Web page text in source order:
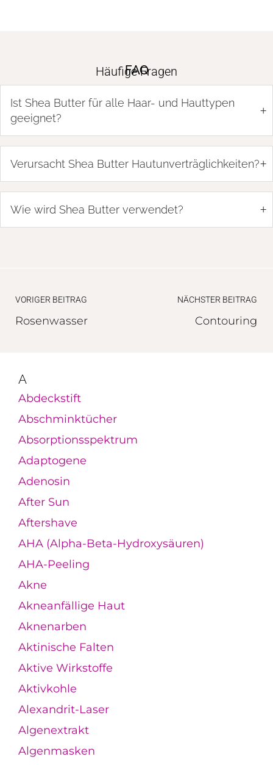
FAQ
Häufige Fragen
Ist Shea Butter für alle Haar- und Hauttypen
geeignet?
+
Verursacht Shea Butter Hautunverträglichkeiten?+
Wie wird Shea Butter verwendet? +
VORIGER BEITRAG
Rosenwasser
NÄCHSTER BEITRAG
Contouring
A
Abdeckstift
Abschminktücher
Absorptionsspektrum
Adaptogene
Adenosin
After Sun
Aftershave
AHA (Alpha-Beta-Hydroxysäuren)
AHA-Peeling
Akne
Akneanfällige Haut
Aknenarben
Aktinische Falten
Aktive Wirkstoffe
Aktivkohle
Alexandrit-Laser
Algenextrakt
Algenmasken